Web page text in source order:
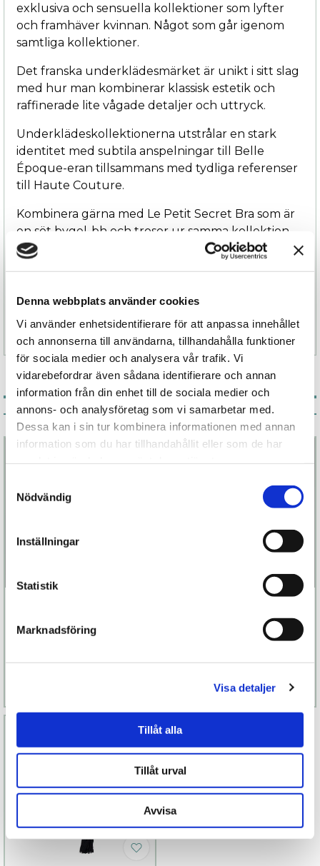
Denna webbplats använder cookies
Vi använder enhetsidentifierare för att anpassa innehållet
och annonserna till användarna, tillhandahålla funktioner
för sociala medier och analysera vår trafik. Vi
vidarebefordrar även sådana identifierare och annan
information från din enhet till de sociala medier och
annons- och analysföretag som vi samarbetar med.
Dessa kan i sin tur kombinera informationen med annan
information som du har tillhandahållit eller som de har
Nödvändig
Inställningar
Statistik
Marknadsföring
Visa detaljer
Tillåt alla
Tillåt urval
Avvisa
exklusiva och sensuella kollektioner som lyfter
och framhäver kvinnan. Något som går igenom
samtliga kollektioner.
Det franska underklädesmärket är unikt i sitt slag
med hur man kombinerar klassisk estetik och
raffinerade lite vågade detaljer och uttryck.
Underklädeskollektionerna utstrålar en stark
identitet med subtila anspelningar till Belle
Époque-eran tillsammans med tydliga referenser
till Haute Couture.
Kombinera gärna med Le Petit Secret Bra som är
en söt bygel-bh och trosor ur samma kollektion
och som inte lämnar någon oberörd.
Finns i storlekarna S/M och L/XL, och finns även i
Associerade produkter
Finns fler alternativ Finns fler alternativ
Köp
Läs mer